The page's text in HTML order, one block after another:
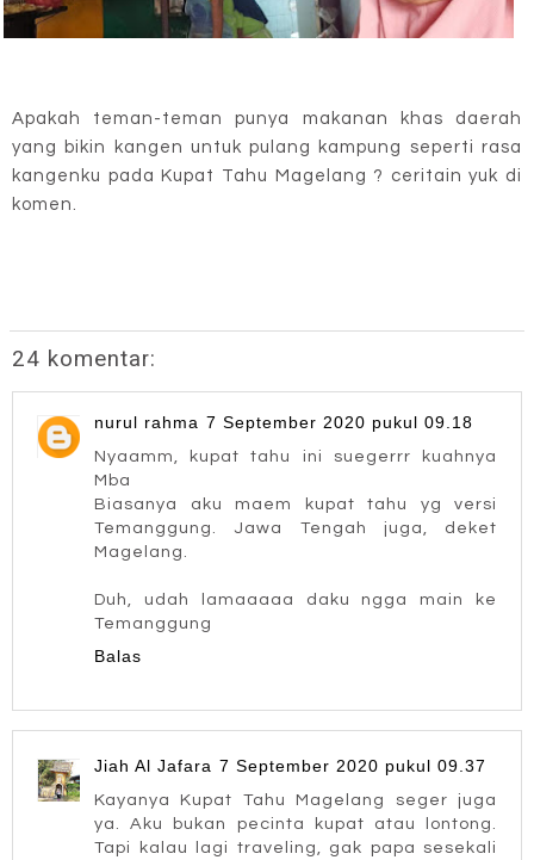
Apakah teman-teman punya makanan khas daerah
yang bikin kangen untuk pulang kampung seperti rasa
kangenku pada Kupat Tahu Magelang ? ceritain yuk di
komen.
24 komentar:
nurul rahma 7 September 2020 pukul 09.18
Nyaamm, kupat tahu ini suegerrr kuahnya
Mba
Biasanya aku maem kupat tahu yg versi
Temanggung. Jawa Tengah juga, deket
Magelang.
Duh, udah lamaaaaa daku ngga main ke
Temanggung
Balas
Jiah Al Jafara 7 September 2020 pukul 09.37
Kayanya Kupat Tahu Magelang seger juga
ya. Aku bukan pecinta kupat atau lontong.
Tapi kalau lagi traveling, gak papa sesekali